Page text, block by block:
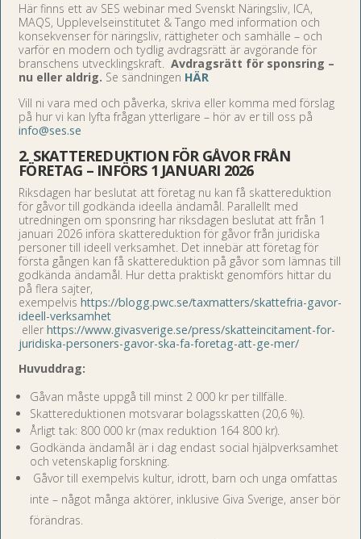
Här finns ett av SES webinar med Svenskt Näringsliv, ICA,
MAQS, Upplevelseinstitutet & Tango med information och
konsekvenser för näringsliv, rättigheter och samhälle – och
varför en modern och tydlig avdragsrätt är avgörande för
branschens utvecklingskraft.Avdragsrätt för sponsring –
nu eller aldrig. Se sändningen HÄR
Vill ni vara med och påverka, skriva eller komma med förslag
på hur vi kan lyfta frågan ytterligare – hör av er till oss på
info@ses.se
2. SKATTEREDUKTION FÖR GÅVOR FRÅN
FÖRETAG – INFÖRS 1 JANUARI 2026
Riksdagen har beslutat att företag nu kan få skattereduktion
för gåvor till godkända ideella ändamål. Parallellt med
utredningen om sponsring har riksdagen beslutat att från 1
januari 2026 införa skattereduktion för gåvor från juridiska
personer till ideell verksamhet. Det innebär att företag för
första gången kan få skattereduktion på gåvor som lämnas till
godkända ändamål. Hur detta praktiskt genomförs hittar du
på flera sajter,
exempelvishttps://blogg.pwc.se/taxmatters/skattefria-gavor-
ideell-verksamhet
ellerhttps://www.givasverige.se/press/skatteincitament-for-
juridiska-personers-gavor-ska-fa-foretag-att-ge-mer/
Huvuddrag:
Gåvan måste uppgå till minst 2 000 kr per tillfälle.
Skattereduktionen motsvarar bolagsskatten (20,6 %).
Årligt tak: 800 000 kr (max reduktion 164 800 kr).
Godkända ändamål är i dag endast social hjälpverksamhet
och vetenskaplig forskning.
Gåvor till exempelvis kultur, idrott, barn och unga omfattas
inte – något många aktörer, inklusive Giva Sverige, anser bör
förändras.